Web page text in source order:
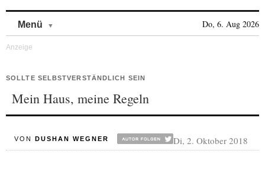
Menü Do, 6. Aug 2026
SOLLTE SELBSTVERSTÄNDLICH SEIN
Mein Haus, meine Regeln
VON DUSHAN WEGNER Di, 2. Oktober 2018